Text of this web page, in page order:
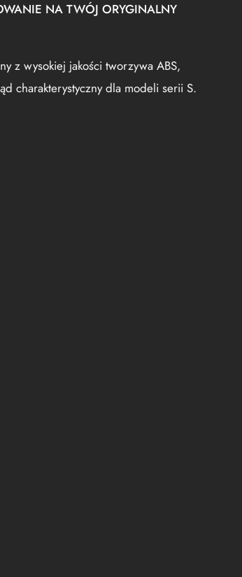
NA TWÓJ ORYGINALNY
z wysokiej jakości tworzywa ABS,
charakterystyczny dla modeli serii S.